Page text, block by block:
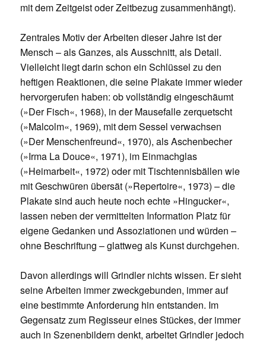
mit dem Zeitgeist oder Zeitbezug zusammenhängt).
Zentrales Motiv der Arbeiten dieser Jahre ist der
Mensch – als Ganzes, als Ausschnitt, als Detail.
Vielleicht liegt darin schon ein Schlüssel zu den
heftigen Reaktionen, die seine Plakate immer wieder
hervorgerufen haben: ob vollständig eingeschäumt
(»Der Fisch«, 1968), in der Mausefalle zerquetscht
(»Malcolm«, 1969), mit dem Sessel verwachsen
(»Der Menschenfreund«, 1970), als Aschenbecher
(»Irma La Douce«, 1971), im Einmachglas
(»Heimarbeit«, 1972) oder mit Tischtennisbällen wie
mit Geschwüren übersät (»Repertoire«, 1973) – die
Plakate sind auch heute noch echte »Hingucker«,
lassen neben der vermittelten Information Platz für
eigene Gedanken und Assoziationen und würden –
ohne Beschriftung – glattweg als Kunst durchgehen.
Davon allerdings will Grindler nichts wissen. Er sieht
seine Arbeiten immer zweckgebunden, immer auf
eine bestimmte Anforderung hin entstanden. Im
Gegensatz zum Regisseur eines Stückes, der immer
auch in Szenenbildern denkt, arbeitet Grindler jedoch